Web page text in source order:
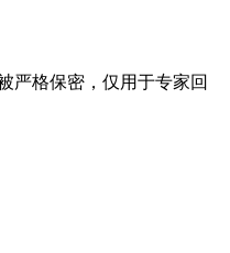
严格保密，仅用于专家回